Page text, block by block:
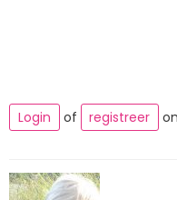
Login
of registreer